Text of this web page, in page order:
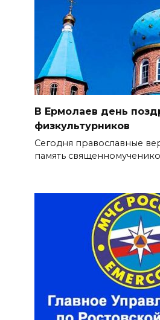
В Ермолаев день
физкультурников
Сегодня православные
память